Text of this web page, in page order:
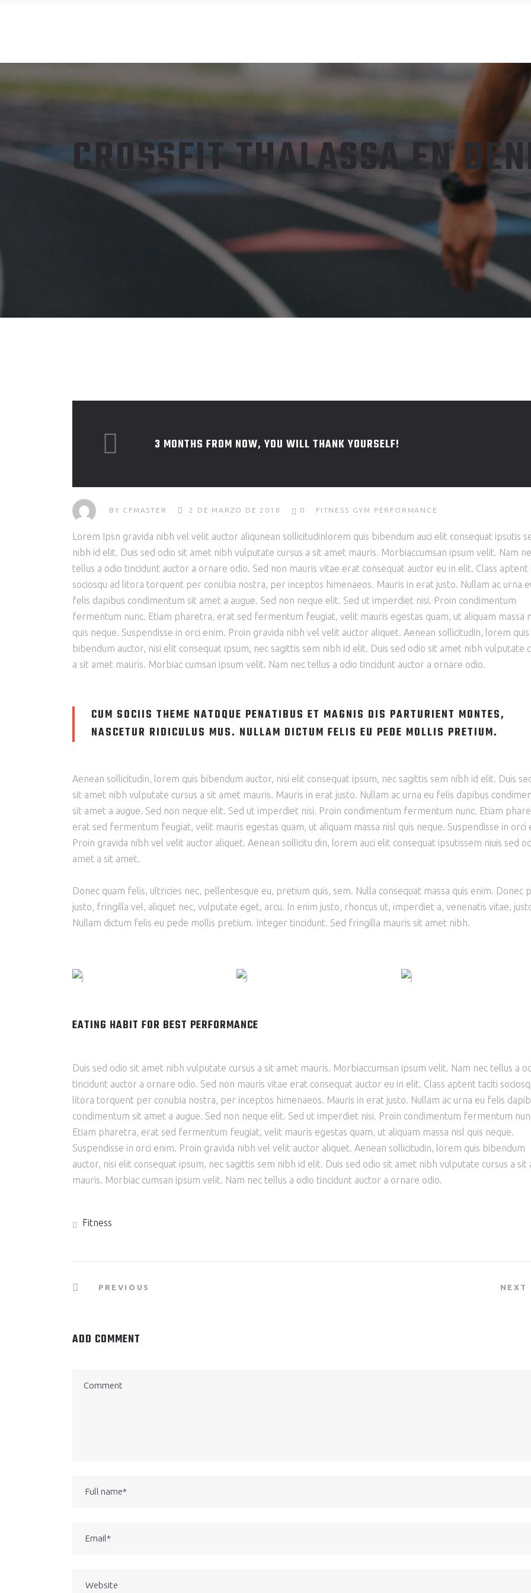
CROSSFIT THALASSA EN
3 MONTHS FROM NOW, YOU WILL THANK YOURSELF!
BY CFMASTER 2 DE MARZO DE 2018 0 FITNESS GYM PERFORMANCE
Lorem Ipsn gravida nibh vel velit auctor aliqunean sollicitudinlorem quis bibendum auci elit consequat ipsutis
nibh id elit. Duis sed odio sit amet nibh vulputate cursus a sit amet mauris. Morbiaccumsan ipsum velit. Nam
tellus a odio tincidunt auctor a ornare odio. Sed non mauris vitae erat consequat auctor eu in elit. Class aptent
sociosqu ad litora torquent per conubia nostra, per inceptos himenaeos. Mauris in erat justo. Nullam ac urna
felis dapibus condimentum sit amet a augue. Sed non neque elit. Sed ut imperdiet nisi. Proin condimentum
fermentum nunc. Etiam pharetra, erat sed fermentum feugiat, velit mauris egestas quam, ut aliquam massa
quis neque. Suspendisse in orci enim. Proin gravida nibh vel velit auctor aliquet. Aenean sollicitudin, lorem quis
bibendum auctor, nisi elit consequat ipsum, nec sagittis sem nibh id elit. Duis sed odio sit amet nibh vulputate
a sit amet mauris. Morbiac cumsan ipsum velit. Nam nec tellus a odio tincidunt auctor a ornare odio.
CUM SOCIIS THEME NATOQUE PENATIBUS ET MAGNIS DIS PARTURIENT MONTES,
NASCETUR RIDICULUS MUS. NULLAM DICTUM FELIS EU PEDE MOLLIS PRETIUM.
Aenean sollicitudin, lorem quis bibendum auctor, nisi elit consequat ipsum, nec sagittis sem nibh id elit. Duis
sit amet nibh vulputate cursus a sit amet mauris. Mauris in erat justo. Nullam ac urna eu felis dapibus
sit amet a augue. Sed non neque elit. Sed ut imperdiet nisi. Proin condimentum fermentum nunc. Etiam
erat sed fermentum feugiat, velit mauris egestas quam, ut aliquam massa nisl quis neque. Suspendisse in orci
Proin gravida nibh vel velit auctor aliquet. Aenean sollicitu din, lorem auci elit consequat ipsutissem niuis sed
amet a sit amet.
Donec quam felis, ultricies nec, pellentesque eu, pretium quis, sem. Nulla consequat massa quis enim. Donec
justo, fringilla vel, aliquet nec, vulputate eget, arcu. In enim justo, rhoncus ut, imperdiet a, venenatis vitae,
Nullam dictum felis eu pede mollis pretium. Integer tincidunt. Sed fringilla mauris sit amet nibh.
EATING HABIT FOR BEST PERFORMANCE
Duis sed odio sit amet nibh vulputate cursus a sit amet mauris. Morbiaccumsan ipsum velit. Nam nec tellus a
tincidunt auctor a ornare odio. Sed non mauris vitae erat consequat auctor eu in elit. Class aptent taciti
litora torquent per conubia nostra, per inceptos himenaeos. Mauris in erat justo. Nullam ac urna eu felis
condimentum sit amet a augue. Sed non neque elit. Sed ut imperdiet nisi. Proin condimentum fermentum
Etiam pharetra, erat sed fermentum feugiat, velit mauris egestas quam, ut aliquam massa nisl quis neque.
Suspendisse in orci enim. Proin gravida nibh vel velit auctor aliquet. Aenean sollicitudin, lorem quis bibendum
auctor, nisi elit consequat ipsum, nec sagittis sem nibh id elit. Duis sed odio sit amet nibh vulputate cursus a sit
mauris. Morbiac cumsan ipsum velit. Nam nec tellus a odio tincidunt auctor a ornare odio.
Fitness
PREVIOUS NEXT
ADD COMMENT